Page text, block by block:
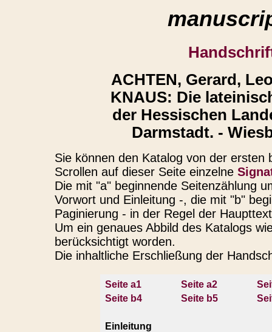
ACHTEN, Gerard,
KNAUS: Die
der Hessischen
Darmstadt. -
Sie können den Katalog von der
Scrollen auf dieser Seite einzelne
Die mit "a" beginnende Seitenzählung
Vorwort und Einleitung -, die mit "b"
Paginierung - in der Regel der
Um ein genaues Abbild des Katalogs
berücksichtigt worden.
Die inhaltliche Erschließung der
Seite a1 Seite a2
Seite b4
Seite b5
Einleitung